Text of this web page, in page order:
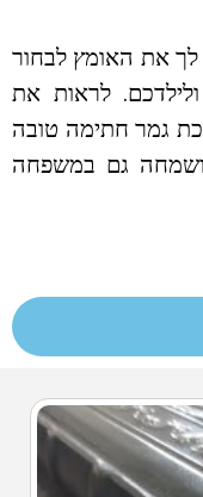
לך את האומץ לבחור
לראות את
גמר חתימה טובה
ושמחה גם במשפחה